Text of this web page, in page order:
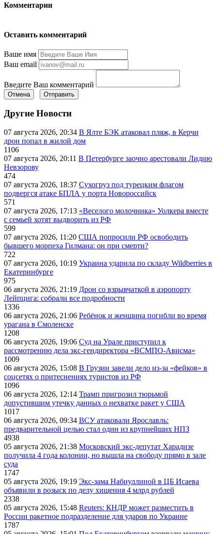
Комментарии
Оставить комментарий
Ваше имя
Ваш email
Введите Ваш комментарий
Отмена Отправить
Другие Новости
07 августа 2026, 20:34 В Ялте БЭК атаковал пляж, в Керчи
дрон попал в жилой дом
1106
07 августа 2026, 20:11 В Петербурге заочно арестовали Лидию
Невзорову
474
07 августа 2026, 18:37 Сухогруз под турецким флагом
подвергся атаке БПЛА у порта Новороссийск
571
07 августа 2026, 17:13 «Веселого молочника» Уолкера вместе
с семьей хотят выдворить из РФ
599
07 августа 2026, 11:20 США попросили РФ освободить
бывшего морпеха Гилмана: он при смерти?
722
07 августа 2026, 10:19 Украина ударила по складу Wildberries в
Екатеринбурге
975
06 августа 2026, 21:19 Дрон со взрывчаткой в аэропорту
Лейпцига: собрали все подробности
1336
06 августа 2026, 21:06 Ребёнок и женщина погибли во время
урагана в Смоленске
1208
06 августа 2026, 19:06 Суд на Урале приступил к
рассмотрению дела экс-гендиректора «ВСМПО-Ависма»
1009
06 августа 2026, 15:08 В Грузии завели дело из-за «фейков» в
соцсетях о притеснениях туристов из РФ
1096
06 августа 2026, 12:14 Трамп пригрозил тюрьмой
допустившим утечку данных о нехватке ракет у США
1017
06 августа 2026, 09:34 ВСУ атаковали Ярославль:
предварительной целью стал один из крупнейших НПЗ
4938
05 августа 2026, 21:38 Московский экс-депутат Харадизе
получила 4 года колонии, но вышла на свободу прямо в зале
суда
1747
05 августа 2026, 19:19 Экс-зама Набиуллиной в ЦБ Исаева
объявили в розыск по делу хищения 4 млрд рублей
2338
05 августа 2026, 15:48 Reuters: КНДР может разместить в
России ракетное подразделение для ударов по Украине
1787